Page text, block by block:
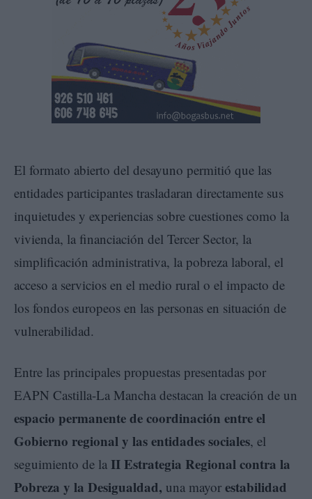
El formato abierto del desayuno permitió que las
entidades participantes trasladaran directamente sus
inquietudes y experiencias sobre cuestiones como la
vivienda, la financiación del Tercer Sector, la
simplificación administrativa, la pobreza laboral, el
acceso a servicios en el medio rural o el impacto de
los fondos europeos en las personas en situación de
vulnerabilidad.
Entre las principales propuestas presentadas por
EAPN Castilla-La Mancha destacan la creación de un
espacio permanente de coordinación entre el
Gobierno regional y las entidades sociales, el
seguimiento de la II Estrategia Regional contra la
Pobreza y la Desigualdad, una mayor estabilidad